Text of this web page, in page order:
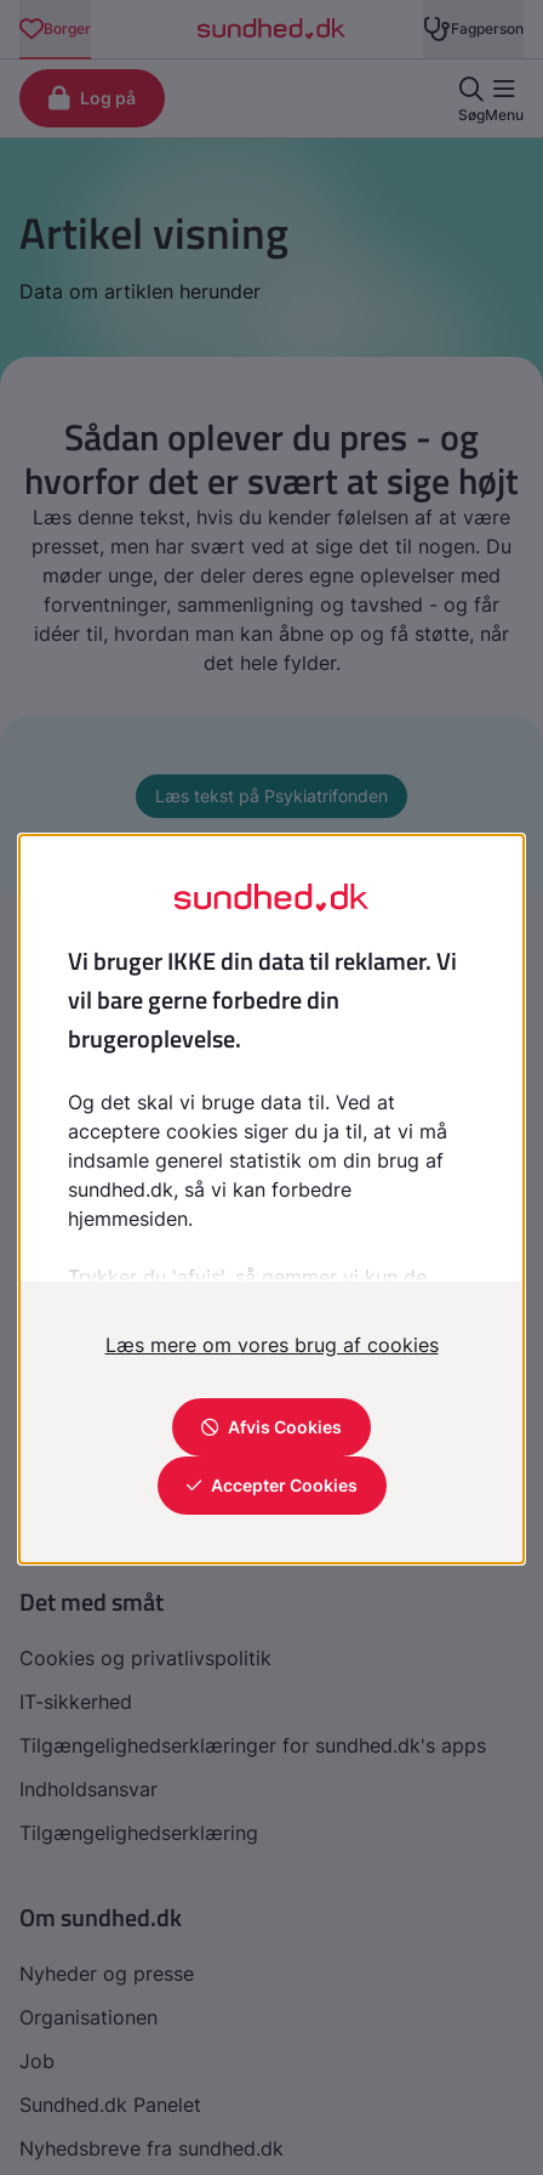
Artikel visning
Data om artiklen herunder
Sådan oplever du pres - og
hvorfor det er svært at sige højt
Læs denne tekst, hvis du kender følelsen af at være
presset, men har svært ved at sige det til nogen. Du
møder unge, der deler deres egne oplevelser med
forventninger, sammenligning og tavshed - og får
idéer til, hvordan man kan åbne op og få støtte, når
det hele fylder.
Læs tekst på Psykiatrifonden